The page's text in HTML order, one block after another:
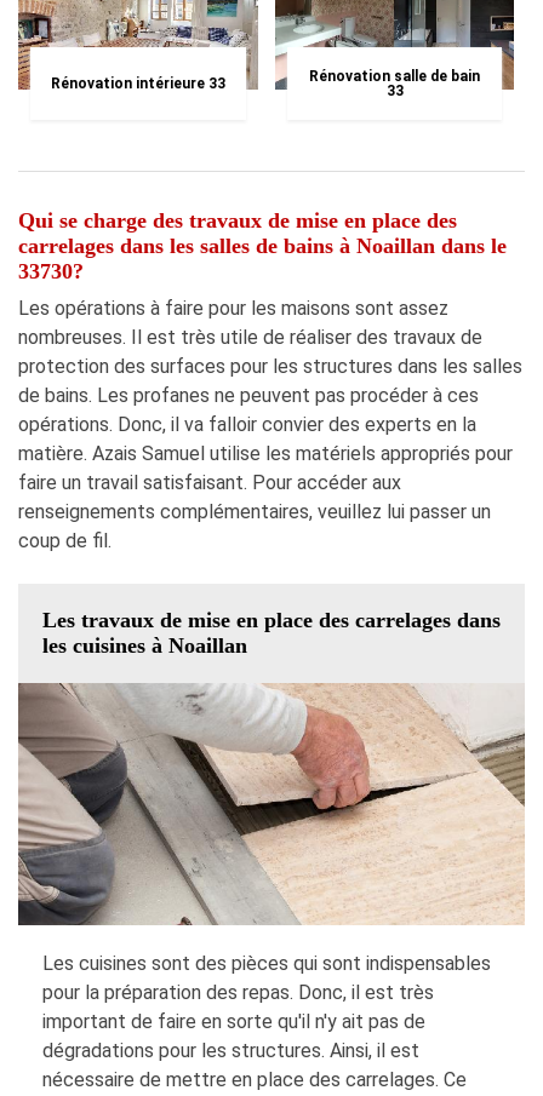
Rénovation intérieure 33
Rénovation salle de bain
33
Qui se charge des travaux de mise en place des
carrelages dans les salles de bains à Noaillan dans le
33730?
Les opérations à faire pour les maisons sont assez
nombreuses. Il est très utile de réaliser des travaux de
protection des surfaces pour les structures dans les salles
de bains. Les profanes ne peuvent pas procéder à ces
opérations. Donc, il va falloir convier des experts en la
matière. Azais Samuel utilise les matériels appropriés pour
faire un travail satisfaisant. Pour accéder aux
renseignements complémentaires, veuillez lui passer un
coup de fil.
Les travaux de mise en place des carrelages dans
les cuisines à Noaillan
Les cuisines sont des pièces qui sont indispensables
pour la préparation des repas. Donc, il est très
important de faire en sorte qu'il n'y ait pas de
dégradations pour les structures. Ainsi, il est
nécessaire de mettre en place des carrelages. Ce